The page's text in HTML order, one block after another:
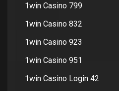
1win Casino 799
1win Casino 832
1win Casino 923
1win Casino 951
1win Casino Login 42